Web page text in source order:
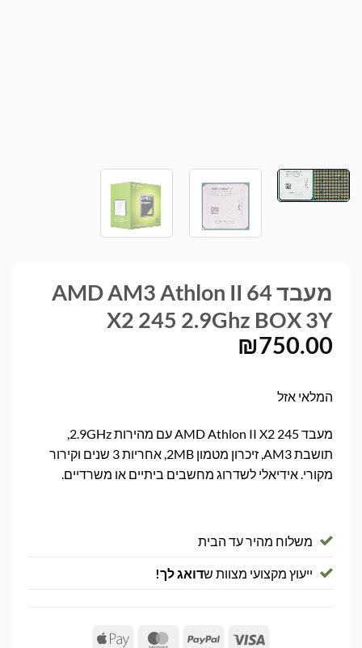
מעבד AMD AM3 Athlon II 64
X2 245 2.9Ghz BOX 3Y
₪750.00
המלאי אזל
מעבד AMD Athlon II X2 245 עם מהירות 2.9GHz,
תושבת AM3, זיכרון מטמון 2MB, אחריות 3 שנים וקירור
מקורי. אידיאלי לשדרוג מחשבים ביתיים או משרדיים.
משלוח מהיר עד הבית
ייעוץ מקצועי מצוות שדואג לך!
Visa
PayPal
MasterCard
Apple